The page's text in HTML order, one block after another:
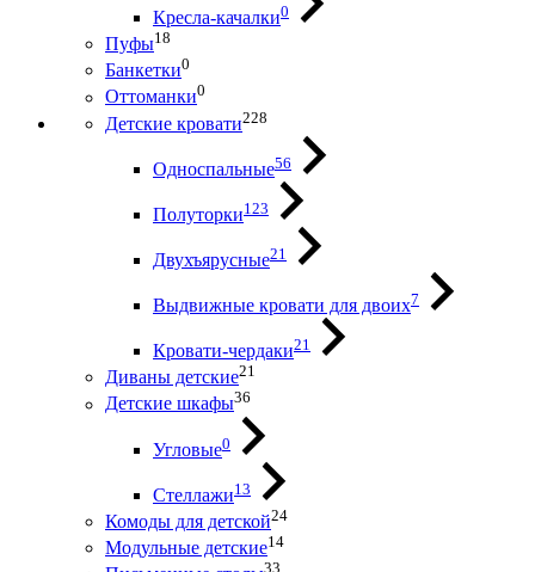
Кресла-качалки0
Пуфы18
Банкетки0
Оттоманки0
Детские кровати228
Односпальные56
Полуторки123
Двухъярусные21
Выдвижные кровати для двоих7
Кровати-чердаки21
Диваны детские21
Детские шкафы36
Угловые0
Стеллажи13
Комоды для детской24
Модульные детские14
33